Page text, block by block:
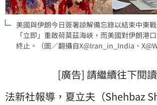
美國與伊朗今日簽署諒解備忘錄以結束中東
「立即」重啟荷莫茲海峽，而美國對伊朗港
終止。（圖／翻攝自X@Iran_in_India、
[廣告] 請繼續往下閱
法新社報導，夏立夫（Shehbaz